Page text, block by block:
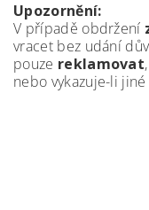
Upozornění:
V případě obdržení
vracet bez udání
pouze reklamovat
nebo vykazuje-li jiné